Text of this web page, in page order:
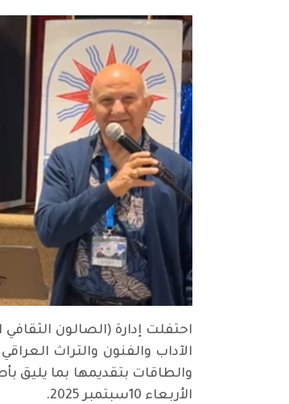
احتفلت إدارة (الصالون
الآداب والفنون والتراث
والطاقات بتقديمها بما يليق
الأربعاء 10سبتمبر 2025.